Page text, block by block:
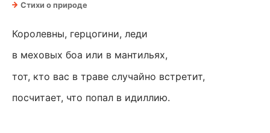
Стихи о природе
Королевны, герцогини, леди
в меховых боа или в мантильях,
тот, кто вас в траве случайно встретит,
посчитает, что попал в идиллию.